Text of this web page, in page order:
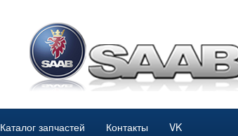
Каталог запчастей Контакты VK